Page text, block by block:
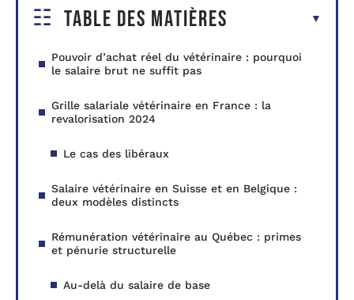
Table des matières
Pouvoir d’achat réel du vétérinaire : pourquoi
le salaire brut ne suffit pas
Grille salariale vétérinaire en France : la
revalorisation 2024
Le cas des libéraux
Salaire vétérinaire en Suisse et en Belgique :
deux modèles distincts
Rémunération vétérinaire au Québec : primes
et pénurie structurelle
Au-delà du salaire de base